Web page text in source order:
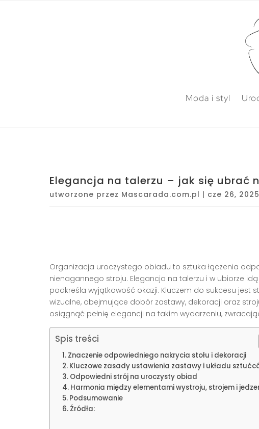
Moda i styl
Elegancja na talerzu – jak się ubrać
utworzone przez Mascarada.com.pl | cze 26, 2025
Organizacja uroczystego obiadu to sztuka łączenia
nienagannego stroju. Elegancja na talerzu i w ubiorze
podkreśla wyjątkowość okazji. Kluczem do sukcesu jest
wizualne, obejmujące dobór zastawy, dekoracji oraz
osiągnąć pełnię elegancji na takim wydarzeniu,
Spis treści
Znaczenie odpowiedniego nakrycia stołu i dekoracji
Kluczowe zasady ustawienia zastawy i układu
Odpowiedni strój na uroczysty obiad
Harmonia między elementami wystroju, strojem i
Podsumowanie
Źródła: